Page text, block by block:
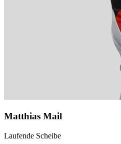
Matthias Mail
Laufende Scheibe